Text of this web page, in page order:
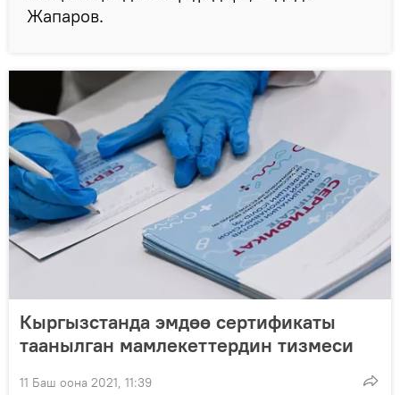
Жапаров.
Кыргызстанда эмдөө сертификаты
таанылган мамлекеттердин тизмеси
11 Баш оона 2021, 11:39